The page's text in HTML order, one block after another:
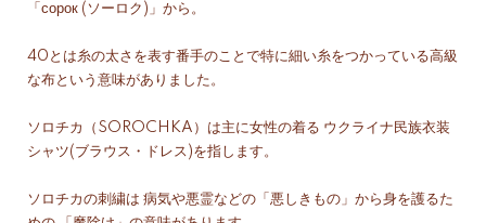
「сорок (ソーロク)」から。
40とは糸の太さを表す番手のことで特に細い糸をつかっている高級
な布という意味がありました。
ソロチカ（SOROCHKA）は主に女性の着る ウクライナ民族衣装
シャツ(ブラウス・ドレス)を指します。
ソロチカの刺繍は 病気や悪霊などの「悪しきもの」から身を護るた